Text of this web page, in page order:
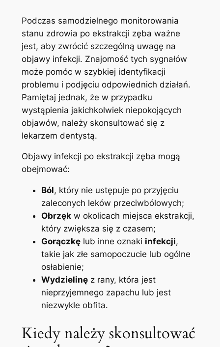
Podczas samodzielnego monitorowania
stanu zdrowia po​ ekstrakcji zęba ważne
jest, aby​ zwrócić szczególną uwagę na⁢
objawy infekcji. ⁤Znajomość tych sygnałów
⁢może pomóc w szybkiej identyfikacji
problemu i podjęciu odpowiednich działań.
Pamiętaj ⁤jednak, że w⁢ przypadku
wystąpienia jakichkolwiek niepokojących
objawów, należy skonsultować ‍się⁣ z
lekarzem dentystą.
Objawy infekcji​ po ekstrakcji zęba mogą
⁤obejmować:
Ból, który nie ‍ustępuje po przyjęciu⁢
zaleconych leków przeciwbólowych;
Obrzękw‍ okolicach miejsca ekstrakcji,
który zwiększa się z czasem;
Gorączkę⁣lub inne ⁢oznaki infekcji,
takie jak złe​ samopoczucie‌ lub ogólne
osłabienie;
Wydzielinęz rany, która jest
nieprzyjemnego zapachu lub jest
niezwykle obfita.
Kiedy należy ⁢skonsultować